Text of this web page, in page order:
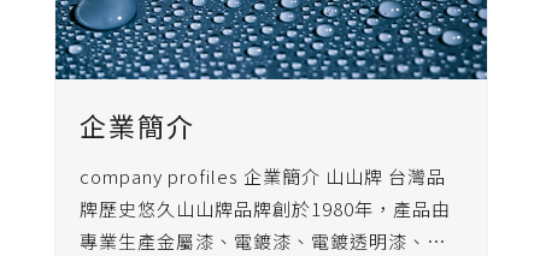
企業簡介
company profiles 企業簡介 山山牌 台灣品
牌歷史悠久山山牌品牌創於1980年，產品由
專業生產金屬漆、電鍍漆、電鍍透明漆、水